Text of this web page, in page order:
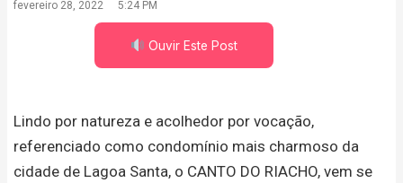
fevereiro 28, 2022 5:24 PM
Ouvir Este Post
Lindo por natureza e acolhedor por vocação,
referenciado como condomínio mais charmoso da
cidade de Lagoa Santa, o CANTO DO RIACHO, vem se